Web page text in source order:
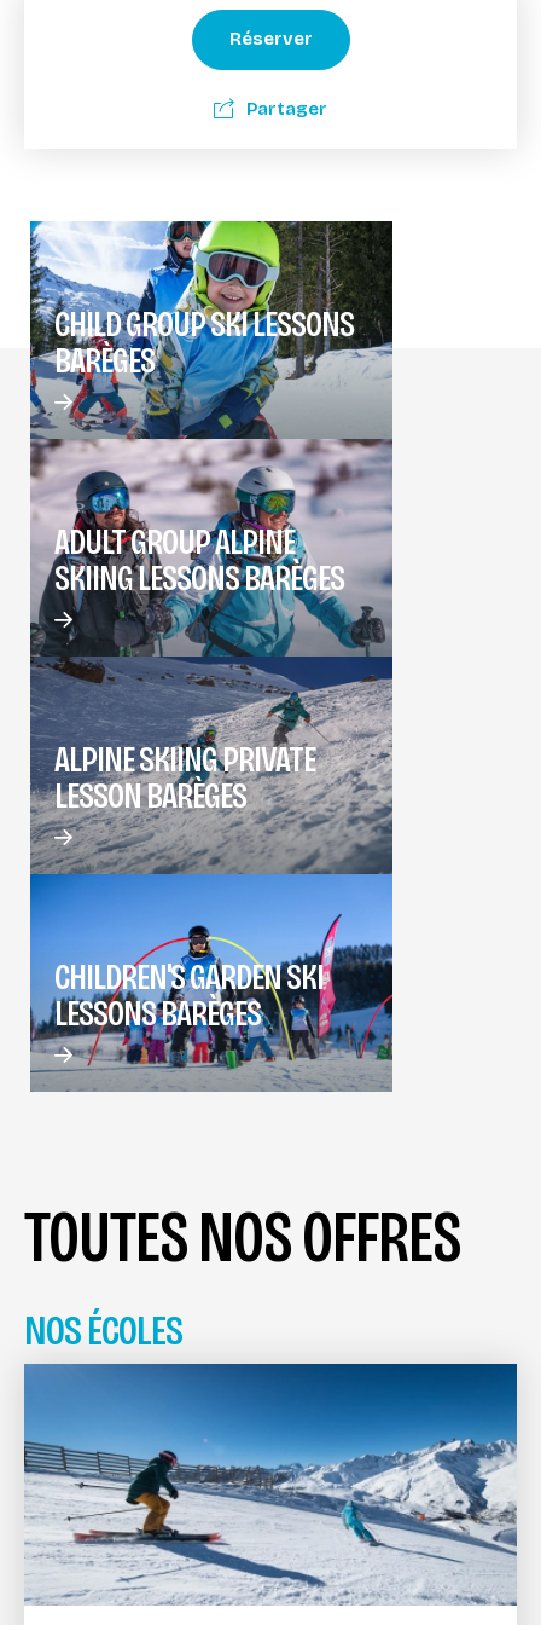
Réserver
Partager
CHILD GROUP SKI LESSONS
BARÈGES
ADULT GROUP ALPINE
SKIING LESSONS BARÈGES
ALPINE SKIING PRIVATE
LESSON BARÈGES
CHILDREN'S GARDEN SKI
LESSONS BARÈGES
TOUTES NOS OFFRES
NOS ÉCOLES